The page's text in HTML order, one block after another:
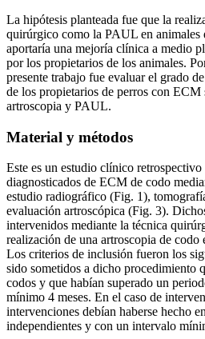
La hipótesis planteada fue que la
quirúrgico como la PAUL en animales
aportaría una mejoría clínica a medio
por los propietarios de los animales.
presente trabajo fue evaluar el grado
de los propietarios de perros con ECM
artroscopia y PAUL.
Material y métodos
Este es un estudio clínico
diagnosticados de ECM de codo
estudio radiográfico (Fig. 1),
evaluación artroscópica (Fig. 3).
intervenidos mediante la técnica
realización de una artroscopia de
Los criterios de inclusión fueron los
sido sometidos a dicho procedimiento
codos y que habían superado un
mínimo 4 meses. En el caso de
intervenciones debían haberse hecho
independientes y con un intervalo